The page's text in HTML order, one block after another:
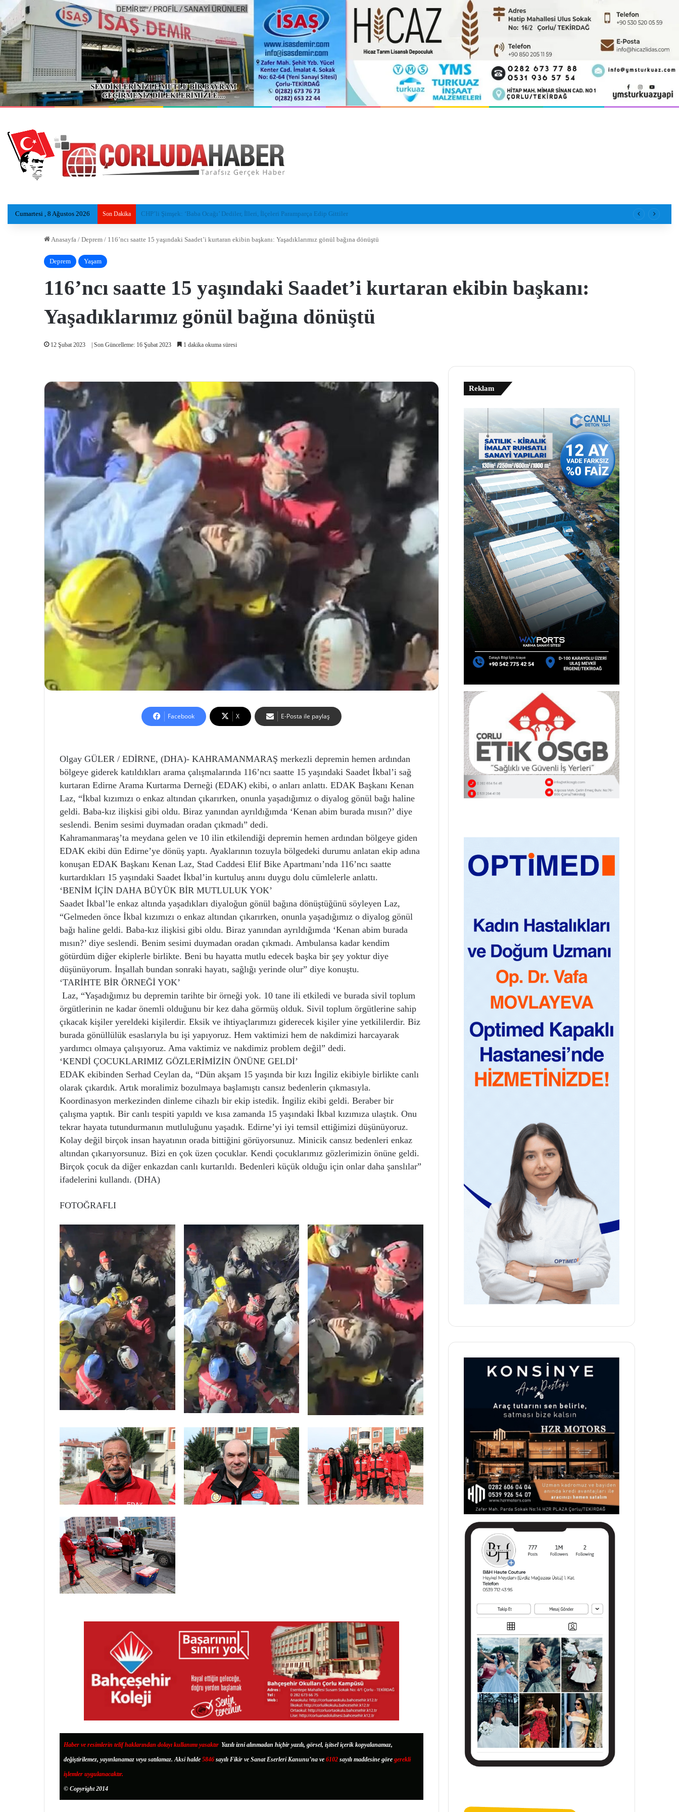
Cumartesi , 8 Ağustos 2026 Son Dakika Tekirdağ sahillerinde yeni nesil insansız cankurtaran araçları görevde
Anasayfa / Deprem / 116’ncı saatte 15 yaşındaki Saadet’i kurtaran ekibin başkanı: Yaşadıklarımız gönül bağına dönüştü
Deprem Yaşam
116’ncı saatte 15 yaşındaki Saadet’i kurtaran ekibin başkanı:
Yaşadıklarımız gönül bağına dönüştü
12 Şubat 2023 | Son Güncelleme: 16 Şubat 2023 1 dakika okuma süresi
Facebook X E-Posta ile paylaş
Olgay GÜLER / EDİRNE, (DHA)- KAHRAMANMARAŞ merkezli depremin hemen ardından
bölgeye giderek katıldıkları arama çalışmalarında 116’ncı saatte 15 yaşındaki Saadet İkbal’i sağ
kurtaran Edirne Arama Kurtarma Derneği (EDAK) ekibi, o anları anlattı. EDAK Başkanı Kenan
Laz, “İkbal kızımızı o enkaz altından çıkarırken, onunla yaşadığımız o diyalog gönül bağı haline
geldi. Baba-kız ilişkisi gibi oldu. Biraz yanından ayrıldığımda ‘Kenan abim burada mısın?’ diye
seslendi. Benim sesimi duymadan oradan çıkmadı” dedi.
Kahramanmaraş’ta meydana gelen ve 10 ilin etkilendiği depremin hemen ardından bölgeye giden
EDAK ekibi dün Edirne’ye dönüş yaptı. Ayaklarının tozuyla bölgedeki durumu anlatan ekip adına
konuşan EDAK Başkanı Kenan Laz, Stad Caddesi Elif Bike Apartmanı’nda 116’ncı saatte
kurtardıkları 15 yaşındaki Saadet İkbal’in kurtuluş anını duygu dolu cümlelerle anlattı.
‘BENİM İÇİN DAHA BÜYÜK BİR MUTLULUK YOK’
Saadet İkbal’le enkaz altında yaşadıkları diyaloğun gönül bağına dönüştüğünü söyleyen Laz,
“Gelmeden önce İkbal kızımızı o enkaz altından çıkarırken, onunla yaşadığımız o diyalog gönül
bağı haline geldi. Baba-kız ilişkisi gibi oldu. Biraz yanından ayrıldığımda ‘Kenan abim burada
mısın?’ diye seslendi. Benim sesimi duymadan oradan çıkmadı. Ambulansa kadar kendim
götürdüm diğer ekiplerle birlikte. Beni bu hayatta mutlu edecek başka bir şey yoktur diye
düşünüyorum. İnşallah bundan sonraki hayatı, sağlığı yerinde olur” diye konuştu.
‘TARİHTE BİR ÖRNEĞİ YOK’
Laz, “Yaşadığımız bu depremin tarihte bir örneği yok. 10 tane ili etkiledi ve burada sivil toplum
örgütlerinin ne kadar önemli olduğunu bir kez daha görmüş olduk. Sivil toplum örgütlerine sahip
çıkacak kişiler yereldeki kişilerdir. Eksik ve ihtiyaçlarımızı giderecek kişiler yine yetkililerdir. Biz
burada gönüllülük esaslarıyla bu işi yapıyoruz. Hem vaktimizi hem de nakdimizi harcayarak
yardımcı olmaya çalışıyoruz. Ama vaktimiz ve nakdimiz problem değil” dedi.
‘KENDİ ÇOCUKLARIMIZ GÖZLERİMİZİN ÖNÜNE GELDİ’
EDAK ekibinden Serhad Ceylan da, “Dün akşam 15 yaşında bir kızı İngiliz ekibiyle birlikte canlı
olarak çıkardık. Artık moralimiz bozulmaya başlamıştı cansız bedenlerin çıkmasıyla.
Koordinasyon merkezinden dinleme cihazlı bir ekip istedik. İngiliz ekibi geldi. Beraber bir
çalışma yaptık. Bir canlı tespiti yapıldı ve kısa zamanda 15 yaşındaki İkbal kızımıza ulaştık. Onu
tekrar hayata tutundurmanın mutluluğunu yaşadık. Edirne’yi iyi temsil ettiğimizi düşünüyoruz.
Kolay değil birçok insan hayatının orada bittiğini görüyorsunuz. Minicik cansız bedenleri enkaz
altından çıkarıyorsunuz. Bizi en çok üzen çocuklar. Kendi çocuklarımız gözlerimizin önüne geldi.
Birçok çocuk da diğer enkazdan canlı kurtarıldı. Bedenleri küçük olduğu için onlar daha şanslılar”
ifadelerini kullandı. (DHA)
FOTOĞRAFLI
Haber ve resimlerin telif haklarından dolayı kullanımı yasaktır. Yazılı izni alınmadan hiçbir yazılı, görsel, işitsel içerik kopyalanamaz,
değiştirilemez, yayınlanamaz veya satılamaz. Aksi halde 5846 sayılı Fikir ve Sanat Eserleri Kanunu’na ve 6102 sayılı maddesine göre gerekli
işlemler uygulanacaktır.
© Copyright 2014
Reklam